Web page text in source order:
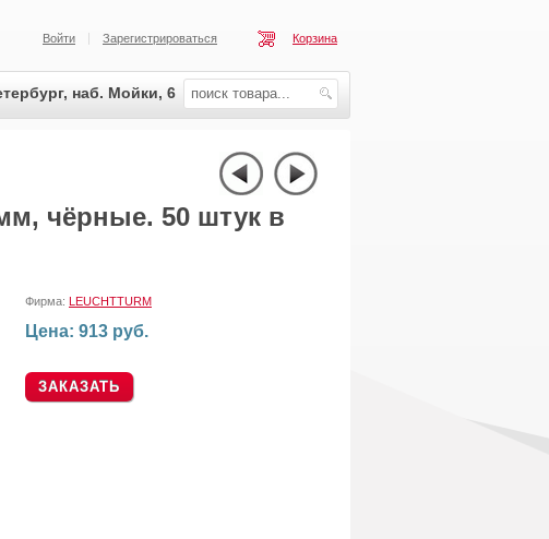
Корзина
Зарегистрироваться
Войти
наб. Мойки, 6
чёрные. 50 штук в
Фирма: LEUCHTTURM
Цена: 913 руб.